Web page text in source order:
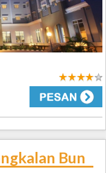
4
Bun